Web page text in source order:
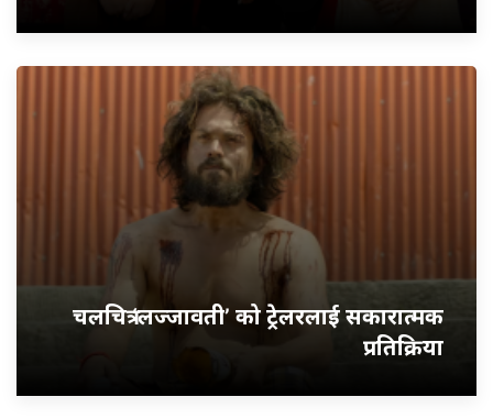
चलचित्र ‘लज्जावती’ को ट्रेलरलाई सकारात्मक
प्रतिक्रिया